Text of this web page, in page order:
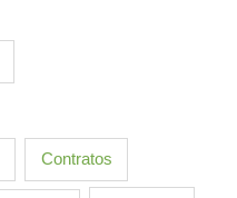
Contratos